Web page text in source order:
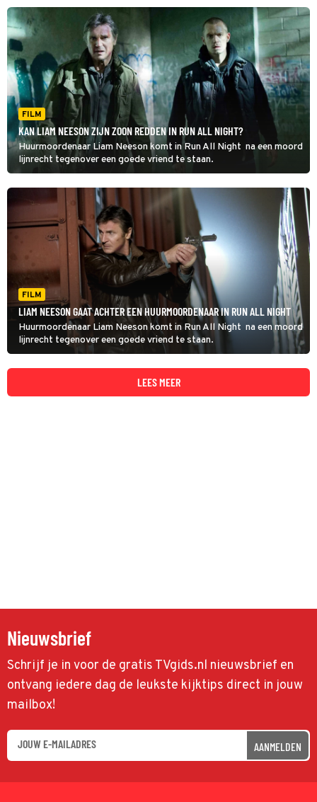
FILM
KAN LIAM NEESON ZIJN ZOON REDDEN IN RUN ALL NIGHT?
Huurmoordenaar Liam Neeson komt in Run All Night na een moord
lijnrecht tegenover een goede vriend te staan.
FILM
LIAM NEESON GAAT ACHTER EEN HUURMOORDENAAR IN RUN ALL NIGHT
Huurmoordenaar Liam Neeson komt in Run All Night na een moord
lijnrecht tegenover een goede vriend te staan.
LEES MEER
Nieuwsbrief
Schrijf je in voor de gratis TVgids.nl nieuwsbrief en
ontvang iedere dag de leukste kijktips direct in jouw
mailbox!
AANMELDEN